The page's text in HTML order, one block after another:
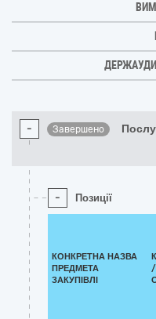
- Завершено
- Позиції
КОНКРЕТНА НАЗВА
ПРЕДМЕТА
ЗАКУПІВЛІ
/